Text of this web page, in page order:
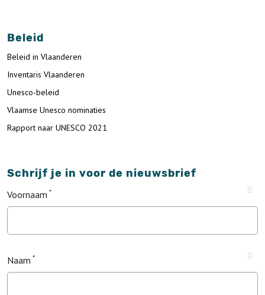
Beleid
Beleid in Vlaanderen
Inventaris Vlaanderen
Unesco-beleid
Vlaamse Unesco nominaties
Rapport naar UNESCO 2021
Schrijf je in voor de nieuwsbrief
Voornaam
Naam